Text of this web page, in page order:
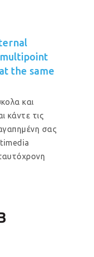
the same
και
κάντε τις
σας